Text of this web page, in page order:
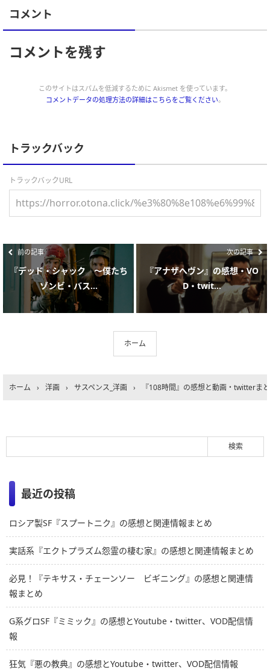
コメント
コメントを残す
このサイトはスパムを低減するために Akismet を使っています。
コメントデータの処理方法の詳細はこちらをご覧ください。
トラックバック
トラックバックURL
前の記事
『デッド・シャック ～僕たち
ゾンビ・バス...
次の記事
『アナザへヴン』の感想・VO
D・twit...
ホーム
ホーム › 洋画 › サスペンス_洋画 › 『108時間』の感想と動画・twitterま
最近の投稿
ロシア製SF『スプートニク』の感想と関連情報まとめ
実話系『エクトプラズム怨霊の棲む家』の感想と関連情報まとめ
必見！『テキサス・チェーンソー ビギニング』の感想と関連情
報まとめ
G系グロSF『ミミック』の感想とYoutube・twitter、VOD配信情
報
狂気『悪の教典』の感想とYoutube・twitter、VOD配信情報